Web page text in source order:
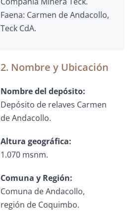
Faena: Carmen de Andacollo,
Teck CdA.
2. Nombre y Ubicación
Nombre del depósito:
Depósito de relaves Carmen
de Andacollo.
Altura geográfica:
1.070 msnm.
Comuna y Región:
Comuna de Andacollo,
región de Coquimbo.